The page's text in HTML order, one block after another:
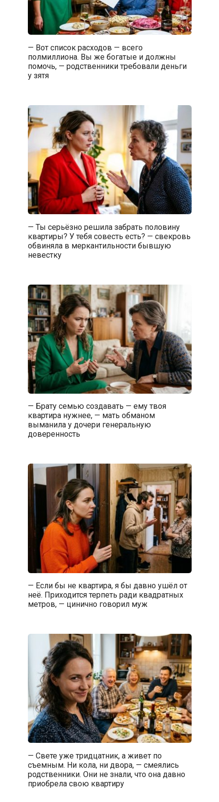
— Вот список расходов — всего
полмиллиона. Вы же богатые и должны
помочь, — родственники требовали деньги
у зятя
— Ты серьёзно решила забрать половину
квартиры? У тебя совесть есть? — свекровь
обвиняла в меркантильности бывшую
невестку
— Брату семью создавать — ему твоя
квартира нужнее, — мать обманом
выманила у дочери генеральную
доверенность
— Если бы не квартира, я бы давно ушёл от
неё. Приходится терпеть ради квадратных
метров, — цинично говорил муж
— Свете уже тридцатник, а живет по
съемным. Ни кола, ни двора, — смеялись
родственники. Они не знали, что она давно
приобрела свою квартиру